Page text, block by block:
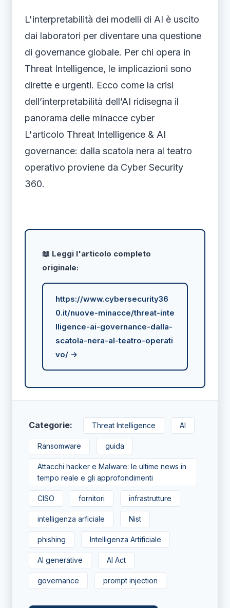
L'interpretabilità dei modelli di AI è uscito
dai laboratori per diventare una questione
di governance globale. Per chi opera in
Threat Intelligence, le implicazioni sono
dirette e urgenti. Ecco come la crisi
dell’interpretabilità dell’AI ridisegna il
panorama delle minacce cyber
L'articolo Threat Intelligence & AI
governance: dalla scatola nera al teatro
operativo proviene da Cyber Security
360.
📖 Leggi l'articolo completo
originale:
https://www.cybersecurity36
0.it/nuove-minacce/threat-inte
lligence-ai-governance-dalla-
scatola-nera-al-teatro-operati
vo/ →
Categorie: Threat Intelligence AI
Ransomware guida
Attacchi hacker e Malware: le ultime news in
tempo reale e gli approfondimenti
CISO fornitori infrastrutture
intelligenza arficiale Nist
phishing Intelligenza Artificiale
AI generative AI Act
governance prompt injection